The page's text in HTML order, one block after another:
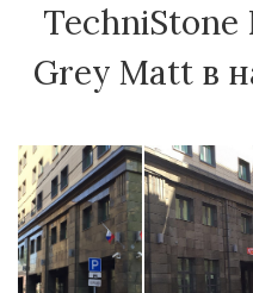
TechniStone
Grey Matt в